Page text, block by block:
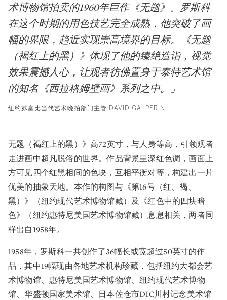
术博物馆拍卖的1960年巨作《无题》。罗斯科
在这个时期的用色技艺完全成熟，他突破了画
幅的界限，趋近实现崇高境界的目标。《无题
（褐红上的黑）》体现了他的臻绝造诣，视觉
效果震撼人心，让观者彷佛置身于泰特艺术馆
的知名《西拉格姆壁画》系列之中。」
纽约苏富比当代艺术晚拍部门主管 DAVID GALPERIN
无题（褐红上的黑）》高72英寸，与人身等高，引领观者
走进画中超凡脱俗的世界。作品背景呈深红色调，画面上
方可见四个红黑相间的色块，互相平衡对等，构建出一片
优美的抽象天地。本作的构图与《第16号（红、褐、
黑）》（纽约现代艺术博物馆藏）及《红色中的四块暗
色》（纽约惠特尼美国艺术博物馆藏）息息相关，两者同
样出自1958年。
1958年，罗斯科一共创作了36幅长或宽超过50英寸的作
品，其中19幅现由各地艺术机构珍藏，包括纽约大都会艺
术博物馆、惠特尼美国艺术博物馆、纽约现代艺术博物
馆、华盛顿国家美术馆、日本佐仓市DIC川村记念美术馆